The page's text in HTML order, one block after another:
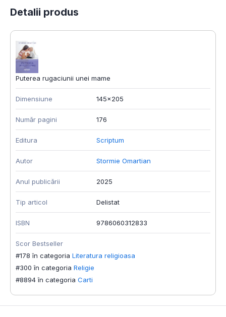
Detalii produs
Puterea rugaciunii unei mame
Dimensiune 145x205
Număr pagini 176
Editura Scriptum
Autor Stormie Omartian
Anul publicării 2025
Tip articol Delistat
ISBN 9786060312833
Scor Bestseller
#178 în categoria Literatura religioasa
#300 în categoria Religie
#8894 în categoria Carti